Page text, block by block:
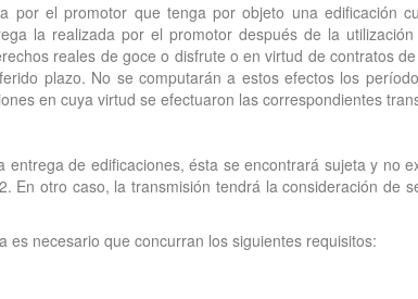
el promotor que tenga por objeto una edificación
la realizada por el promotor después de la
reales de goce o disfrute o en virtud de contratos
plazo. No se computarán a estos efectos los
en cuya virtud se efectuaron las correspondientes
de edificaciones, ésta se encontrará sujeta y no
En otro caso, la transmisión tendrá la consideración de
necesario que concurran los siguientes requisitos: